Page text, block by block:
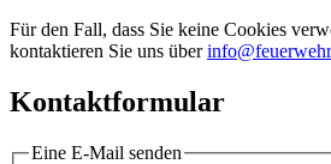
Für den Fall, dass Sie keine Cookies
kontaktieren Sie uns über
Kontaktformular
Eine E-Mail senden